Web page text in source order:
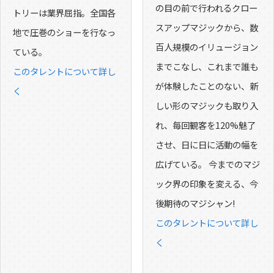
トリーは業界屈指。全国各
地で圧巻のショーを行なっ
ている。
このタレントについて詳し
く
の目の前で行われるクロー
スアップマジックから、数
百人規模のイリュージョン
までこなし、これまで誰も
が体験したことのない、新
しい形のマジックも取り入
れ、毎回観客を120%魅了
させ、日に日に活動の幅を
広げている。 今までのマジ
ック界の印象を変える、今
後期待のマジシャン!
このタレントについて詳し
く